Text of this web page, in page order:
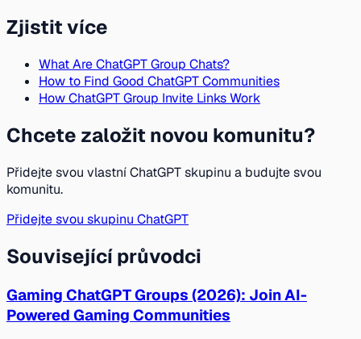
Zjistit více
What Are ChatGPT Group Chats?
How to Find Good ChatGPT Communities
How ChatGPT Group Invite Links Work
Chcete založit novou komunitu?
Přidejte svou vlastní ChatGPT skupinu a budujte svou
komunitu.
Přidejte svou skupinu ChatGPT
Související průvodci
Gaming ChatGPT Groups (2026): Join AI-
Powered Gaming Communities